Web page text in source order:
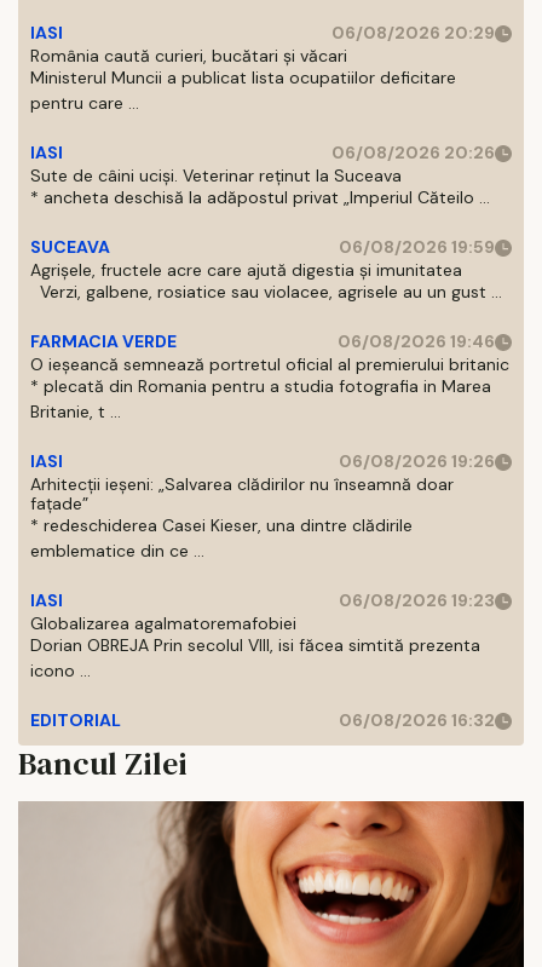
IASI
06/08/2026 20:29
România caută curieri, bucătari și văcari
Ministerul Muncii a publicat lista ocupatiilor deficitare
pentru care ...
IASI
06/08/2026 20:26
Sute de câini uciși. Veterinar reținut la Suceava
* ancheta deschisă la adăpostul privat „Imperiul Căteilo ...
SUCEAVA
06/08/2026 19:59
Agrișele, fructele acre care ajută digestia și imunitatea
Verzi, galbene, rosiatice sau violacee, agrisele au un gust ...
FARMACIA VERDE
06/08/2026 19:46
O ieșeancă semnează portretul oficial al premierului britanic
* plecată din Romania pentru a studia fotografia in Marea
Britanie, t ...
IASI
06/08/2026 19:26
Arhitecții ieșeni: „Salvarea clădirilor nu înseamnă doar
fațade”
* redeschiderea Casei Kieser, una dintre clădirile
emblematice din ce ...
IASI
06/08/2026 19:23
Globalizarea agalmatoremafobiei
Dorian OBREJA Prin secolul VIII, isi făcea simtită prezenta
icono ...
EDITORIAL 06/08/2026 16:32
Bancul Zilei